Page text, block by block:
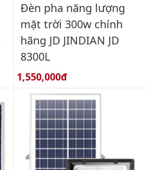
Đèn pha năng lượng
mặt trời 300w chính
hãng JD JINDIAN JD
8300L
Giá bán:
1,550,000đ